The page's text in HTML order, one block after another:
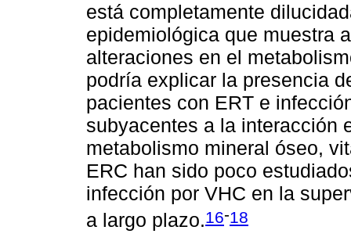
está completamente
epidemiológica que muestra
alteraciones en el
podría explicar la presencia
pacientes con ERT e
subyacentes a la interacción
metabolismo mineral óseo,
ERC han sido poco
infección por VHC en la
a largo plazo.16-18